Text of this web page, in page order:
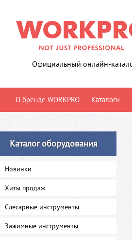
Официальный онлайн-
О бренде WORKPRO Каталоги
Каталог оборудования
Новинки
Хиты продаж
Слесарные инструменты
Зажимные инструменты